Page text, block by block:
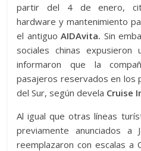
partir del 4 de enero,
hardware y mantenimiento
el antiguoAIDAvita. Sin
sociales chinas
informaron que la
pasajeros reservados en los
del Sur, según devela Cruise
Al igual que otras líneas
previamente anunciados
reemplazaron con escalas a